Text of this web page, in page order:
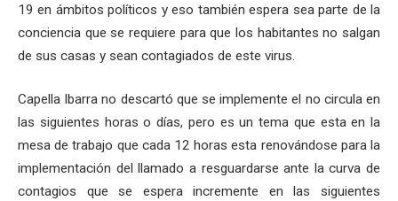
19 en ámbitos políticos y eso también espera sea parte de la
conciencia que se requiere para que los habitantes no salgan
de sus casas y sean contagiados de este virus.
Capella Ibarra no descartó que se implemente el no circula en
las siguientes horas o días, pero es un tema que esta en la
mesa de trabajo que cada 12 horas esta renovándose para la
implementación del llamado a resguardarse ante la curva de
contagios que se espera incremente en las siguientes